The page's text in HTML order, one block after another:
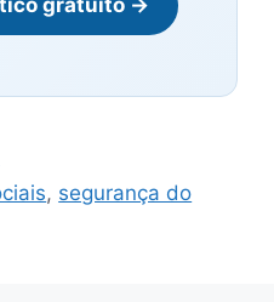
gratuito →
, segurança do